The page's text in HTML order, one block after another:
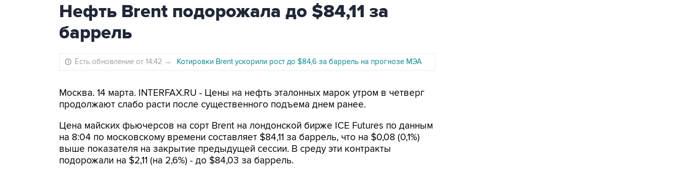
Нефть Brent подорожала до $84,11 за
баррель
Есть обновление от 14:42 → Котировки Brent ускорили рост до $84,6 за баррель на прогнозе МЭА
Москва. 14 марта. INTERFAX.RU - Цены на нефть эталонных марок утром в четверг
продолжают слабо расти после существенного подъема днем ранее.
Цена майских фьючерсов на сорт Brent на лондонской бирже ICE Futures по данным
на 8:04 по московскому времени составляет $84,11 за баррель, что на $0,08 (0,1%)
выше показателя на закрытие предыдущей сессии. В среду эти контракты
подорожали на $2,11 (на 2,6%) - до $84,03 за баррель.